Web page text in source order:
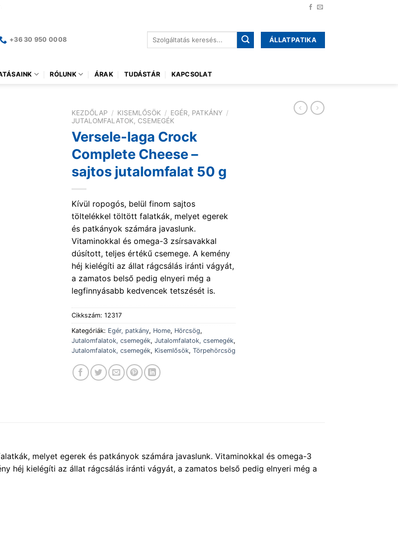
+36 30 950 0008
Keresés
ÁLLATPATIKA
RÓLUNK ÁRAK TUDÁSTÁR KAPCSOLAT
KEZDŐLAP / KISEMLŐSÖK / EGÉR, PATKÁNY /
JUTALOMFALATOK, CSEMEGÉK
Versele-laga Crock
Complete Cheese –
sajtos jutalomfalat 50 g
Kívül ropogós, belül finom sajtos
töltelékkel töltött falatkák, melyet egerek
és patkányok számára javaslunk.
Vitaminokkal és omega-3 zsírsavakkal
dúsított, teljes értékű csemege. A kemény
héj kielégíti az állat rágcsálás iránti vágyát,
a zamatos belső pedig elnyeri még a
legfinnyásabb kedvencek tetszését is.
Cikkszám: 12317
Kategóriák: Egér, patkány, Home, Hörcsög,
Jutalomfalatok, csemegék, Jutalomfalatok, csemegék,
Jutalomfalatok, csemegék, Kisemlősök, Törpehörcsög
melyet egerek és patkányok számára javaslunk. Vitaminokkal és omega-3
héj kielégíti az állat rágcsálás iránti vágyát, a zamatos belső pedig elnyeri még a